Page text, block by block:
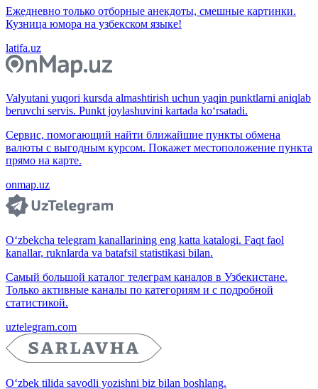
Ежедневно только отборные анекдоты, смешные картинки.
Кузница юмора на узбекском языке!
latifa.uz
Valyutani yuqori kursda almashtirish uchun yaqin punktlarni aniqlab
beruvchi servis. Punkt joylashuvini kartada ko‘rsatadi.
Сервис, помогающий найти ближайшие пункты обмена
валюты с выгодным курсом. Покажет местоположение пункта
прямо на карте.
onmap.uz
O‘zbekcha telegram kanallarining eng katta katalogi. Faqt faol
kanallar, ruknlarda va batafsil statistikasi bilan.
Самый большой каталог телеграм каналов в Узбекистане.
Только активные каналы по категориям и с подробной
статистикой.
uztelegram.com
O‘zbek tilida savodli yozishni biz bilan boshlang.